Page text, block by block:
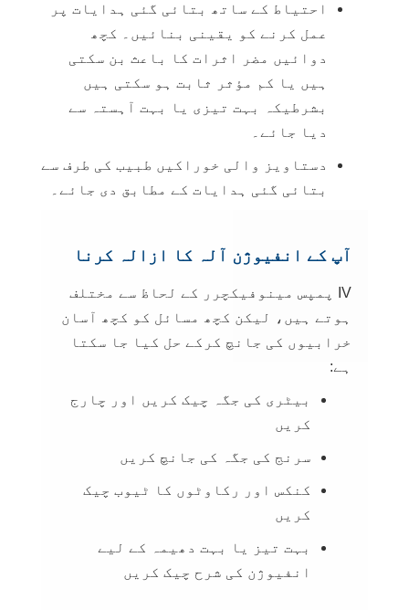
احتیاط کے ساتھ بتائی گئی ہدایات پر
عمل کرنے کو یقینی بنائیں۔ کچھ
دوائیں مضر اثرات کا باعث بن سکتی
ہیں یا کم مؤثر ثابت ہو سکتی ہیں
بشرطیکہ بہت تیزی یا بہت آہستہ سے
دیا جائے۔
دستاویز والی خوراکیں طبیب کی طرف سے
بتائی گئی ہدایات کے مطابق دی جائے۔
آپ کے انفیوژن آلہ کا ازالہ کرنا
IV پمپس مینوفیکچرر کے لحاظ سے مختلف
ہوتے ہیں، لیکن کچھ مسائل کو کچھ آسان
خرابیوں کی جانچ کرکے حل کیا جا سکتا
ہے:
بیٹری کی جگہ چیک کریں اور چارج
کریں
سرنج کی جگہ کی جانچ کریں
کنکس اور رکاوٹوں کا ٹیوب چیک
کریں
بہت تیز یا بہت دھیمہ کے لیے
انفیوژن کی شرح چیک کریں